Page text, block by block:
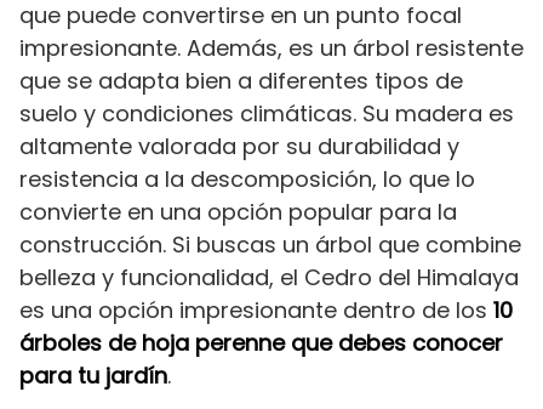
que puede convertirse en un punto focal
impresionante. Además, es un árbol resistente
que se adapta bien a diferentes tipos de
suelo y condiciones climáticas. Su madera es
altamente valorada por su durabilidad y
resistencia a la descomposición, lo que lo
convierte en una opción popular para la
construcción. Si buscas un árbol que combine
belleza y funcionalidad, el Cedro del Himalaya
es una opción impresionante dentro de los 10
árboles de hoja perenne que debes conocer
para tu jardín.